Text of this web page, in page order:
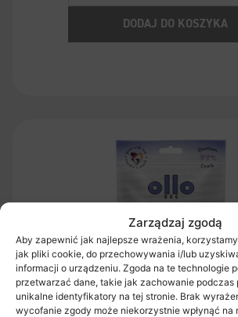
Zarządzaj zgodą
Aby zapewnić jak najlepsze wrażenia,
jak pliki cookie, do przechowywania i/lub
informacji o urządzeniu. Zgoda na te technologie
przetwarzać dane, takie jak zachowanie podczas
unikalne identyfikatory na tej stronie. Brak
wycofanie zgody może niekorzystnie wpłynąć na
DODAJ DO KOSZYKA